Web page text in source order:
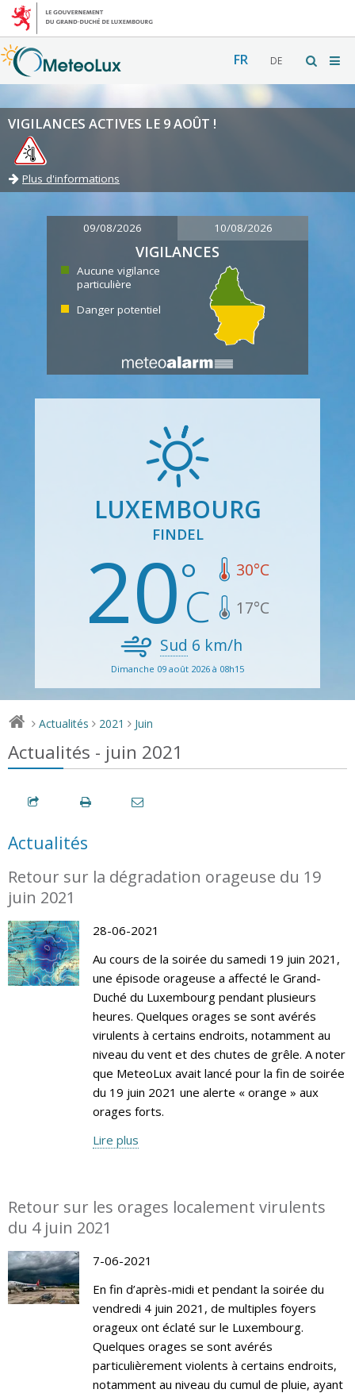
FR DE
VIGILANCES ACTIVES LE 9 AOÛT !
Plus d'informations
09/08/2026 10/08/2026
VIGILANCES
Aucune vigilance
particulière
Danger potentiel
LUXEMBOURG
FINDEL
20 30°C
17°C
Sud 6 km/h
Dimanche 09 août 2026 à 08h15
> Actualités > 2021 > Juin
Actualités - juin 2021
Actualités
Retour sur la dégradation orageuse du 19
juin 2021
28-06-2021
Au cours de la soirée du samedi 19 juin 2021,
une épisode orageuse a affecté le Grand-
Duché du Luxembourg pendant plusieurs
heures. Quelques orages se sont avérés
virulents à certains endroits, notamment au
niveau du vent et des chutes de grêle. A noter
que MeteoLux avait lancé pour la fin de soirée
du 19 juin 2021 une alerte « orange » aux
orages forts.
Lire plus
Retour sur les orages localement virulents
du 4 juin 2021
7-06-2021
En fin d’après-midi et pendant la soirée du
vendredi 4 juin 2021, de multiples foyers
orageux ont éclaté sur le Luxembourg.
Quelques orages se sont avérés
particulièrement violents à certains endroits,
notamment au niveau du cumul de pluie, ayant